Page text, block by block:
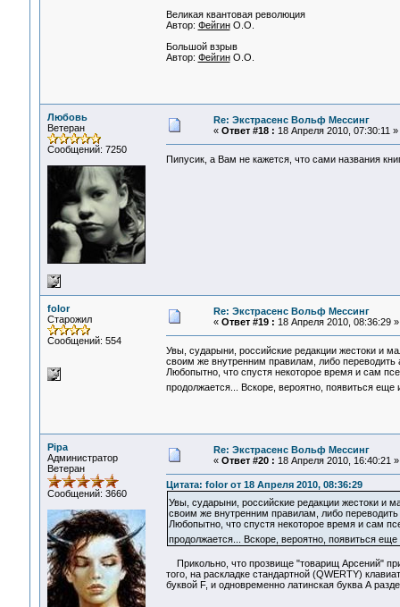
Великая квантовая революция
Автор: ФейгинO.O.
Большой взрыв
Автор: ФейгинO.O.
Любовь
Ветеран
Сообщений: 7250
Re: Экстрасенс Вольф Мессинг
« Ответ #18 : 18 Апреля 2010, 07:30:11 »
Пипусик, а Вам не кажется, что сами названия
folor
Старожил
Сообщений: 554
Re: Экстрасенс Вольф Мессинг
« Ответ #19 : 18 Апреля 2010, 08:36:29 »
Увы, сударыни, российские редакции жестоки и
своим же внутренним правилам, либо
Любопытно, что спустя некоторое время и сам
продолжается... Вскоре, вероятно, появиться
Pipa
Администратор
Ветеран
Сообщений: 3660
Re: Экстрасенс Вольф Мессинг
« Ответ #20 : 18 Апреля 2010, 16:40:21 »
Цитата: folor от 18 Апреля 2010, 08:36:29
Увы, сударыни, российские редакции жестоки и
своим же внутренним правилам, либо
Любопытно, что спустя некоторое время и сам
продолжается... Вскоре, вероятно, появиться
Прикольно, что прозвище "товарищ Арсений"
того, на раскладке стандартной (QWERTY)
буквой F, и одновременно латинская буква А